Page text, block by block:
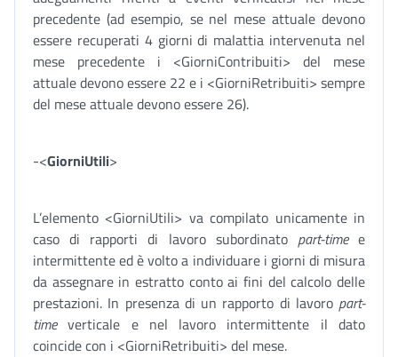
precedente (ad esempio, se nel mese attuale devono
essere recuperati 4 giorni di malattia intervenuta nel
mese precedente i <GiorniContribuiti> del mese
attuale devono essere 22 e i <GiorniRetribuiti> sempre
del mese attuale devono essere 26).
-<GiorniUtili>
L’elemento <GiorniUtili> va compilato unicamente in
caso di rapporti di lavoro subordinato part-timee
intermittente ed è volto a individuare i giorni di misura
da assegnare in estratto conto ai fini del calcolo delle
prestazioni. In presenza di un rapporto di lavoro part-
timeverticale e nel lavoro intermittente il dato
coincide con i <GiorniRetribuiti> del mese.